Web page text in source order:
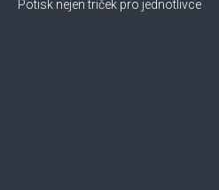
Potisk nejen triček pro jednotlivce